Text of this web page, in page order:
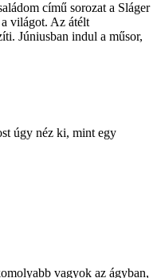
című sorozat a Sláger
világot. Az átélt
Júniusban indul a műsor,
úgy néz ki, mint egy
vagyok az ágyban,